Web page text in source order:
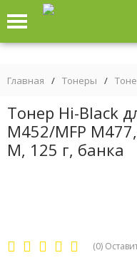
Главная / Тонеры /
Тонер Hi-Black
M452/MFP
M, 125 г, банка
(0)